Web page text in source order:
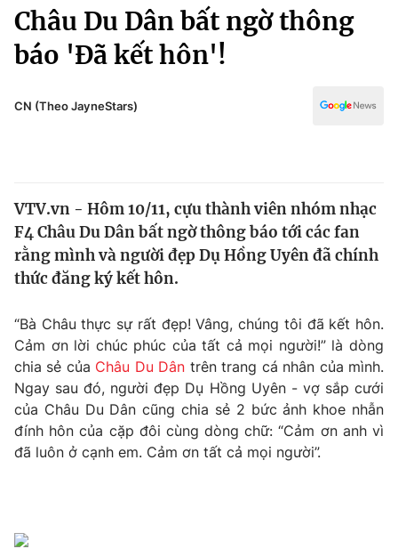
Chuyên mục
Chính trị
Thế giới
Tin tức
Thế giới đó đây
Câu chuyện quốc tế
Tài chính
Thị trường
Góc doanh nghiệp
Dữ liệu và đời sống
Truyền hình
Phim VTV
Khán giả
Giải trí
Du lịch
Kinh tế
Thể thao
Truyền hình
Y tế
Châu Du Dân bất ngờ thông
báo 'Đã kết hôn'!
CN (Theo JayneStars)
VTV.vn - Hôm 10/11, cựu thành viên nhóm nhạc
F4 Châu Du Dân bất ngờ thông báo tới các fan
rằng mình và người đẹp Dụ Hồng Uyên đã chính
thức đăng ký kết hôn.
“Bà Châu thực sự rất đẹp! Vâng, chúng tôi đã kết hôn.
Cảm ơn lời chúc phúc của tất cả mọi người!” là dòng
chia sẻ của Châu Du Dân trên trang cá nhân của mình.
Ngay sau đó, người đẹp Dụ Hồng Uyên - vợ sắp cưới
của Châu Du Dân cũng chia sẻ 2 bức ảnh khoe nhẫn
đính hôn của cặp đôi cùng dòng chữ: “Cảm ơn anh vì
đã luôn ở cạnh em. Cảm ơn tất cả mọi người”.